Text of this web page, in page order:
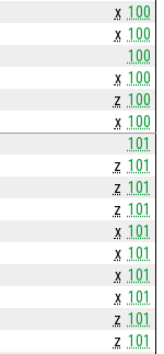
x 100
x 100
100
x 100
z 100
x 100
101
z 101
z 101
z 101
x 101
x 101
x 101
x 101
z 101
z 101